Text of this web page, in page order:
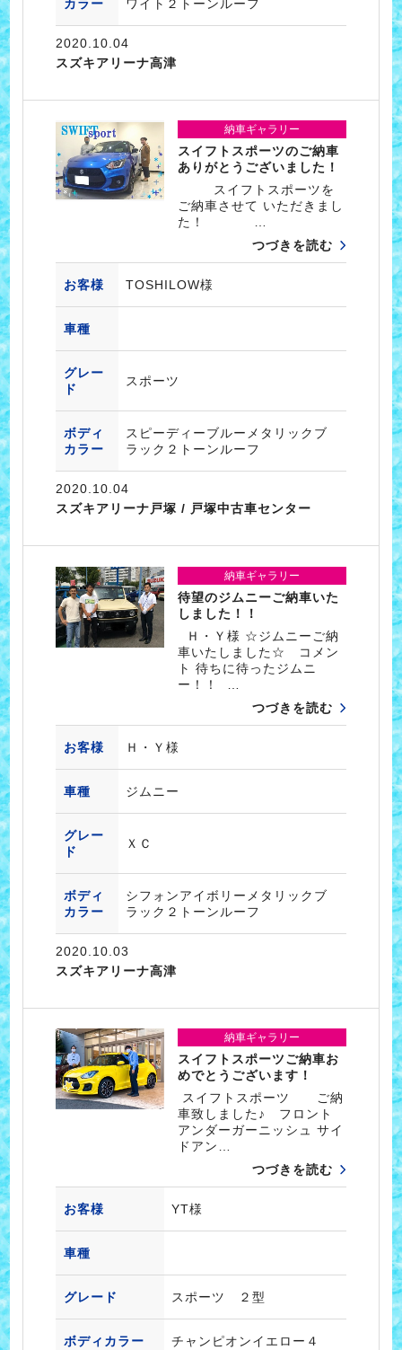
カラー ワイト２トーンルーフ
2020.10.04
スズキアリーナ高津
納車ギャラリー
スイフトスポーツのご納車
ありがとうございました！
スイフトスポーツを
ご納車させて いただきまし
た！ …
つづきを読む
お客様 TOSHILOW様
車種
グレー
ド
スポーツ
ボディ
カラー
スピーディーブルーメタリックブ
ラック２トーンルーフ
2020.10.04
スズキアリーナ戸塚 / 戸塚中古車センター
納車ギャラリー
待望のジムニーご納車いた
しました！！
Ｈ・Ｙ様 ☆ジムニーご納
車いたしました☆ コメン
ト 待ちに待ったジムニ
ー！！ …
つづきを読む
お客様 Ｈ・Ｙ様
車種 ジムニー
グレー
ド
ＸＣ
ボディ
カラー
シフォンアイボリーメタリックブ
ラック２トーンルーフ
2020.10.03
スズキアリーナ高津
納車ギャラリー
スイフトスポーツご納車お
めでとうございます！
スイフトスポーツ ご納
車致しました♪ フロント
アンダーガーニッシュ サイ
ドアン…
つづきを読む
お客様 YT様
車種
グレード スポーツ ２型
ボディカラー チャンピオンイエロー４